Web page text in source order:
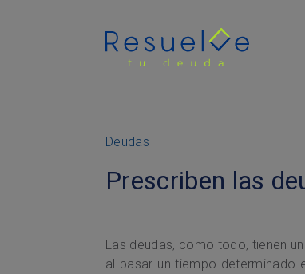
Menú Principal
Deudas
Prescriben las
Las deudas, como todo, tienen
al pasar un tiempo determinado